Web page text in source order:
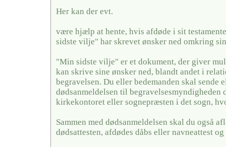
Her kan der evt.
være hjælp at hente, hvis afdøde i sit
sidste vilje" har skrevet ønsker ned omkring
"Min sidste vilje" er et dokument, der giver
kan skrive sine ønsker ned, blandt andet i
begravelsen. Du eller bedemanden skal sende
dødsanmeldelsen til begravelsesmyndigheden
kirkekontoret eller sognepræsten i det sogn,
Sammen med dødsanmeldelsen skal du også
dødsattesten, afdødes dåbs eller navneattest og